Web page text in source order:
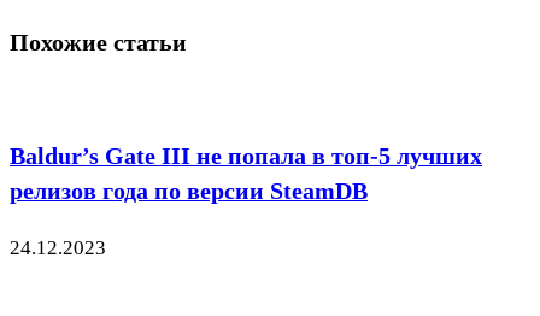
Похожие статьи
Baldur’s Gate III не попала в топ-5 лучших
релизов года по версии SteamDB
24.12.2023